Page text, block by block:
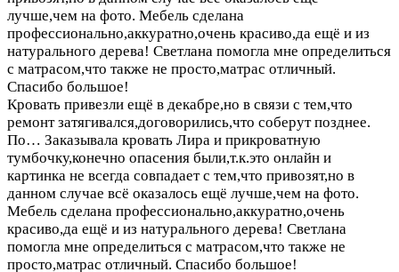
лучше,чем на фото. Мебель сделана
профессионально,аккуратно,очень красиво,да ещё и из
натурального дерева! Светлана помогла мне определиться
с матрасом,что также не просто,матрас отличный.
Спасибо большое!
Кровать привезли ещё в декабре,но в связи с тем,что
ремонт затягивался,договорились,что соберут позднее.
По… Заказывала кровать Лира и прикроватную
тумбочку,конечно опасения были,т.к.это онлайн и
картинка не всегда совпадает с тем,что привозят,но в
данном случае всё оказалось ещё лучше,чем на фото.
Мебель сделана профессионально,аккуратно,очень
красиво,да ещё и из натурального дерева! Светлана
помогла мне определиться с матрасом,что также не
просто,матрас отличный. Спасибо большое!